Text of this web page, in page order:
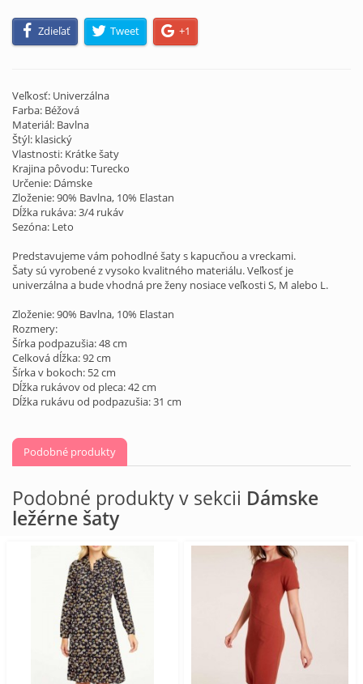
Zdieľať Tweet +1
Veľkosť: Univerzálna
Farba: Béžová
Materiál: Bavlna
Štýl: klasický
Vlastnosti: Krátke šaty
Krajina pôvodu: Turecko
Určenie: Dámske
Zloženie: 90% Bavlna, 10% Elastan
Dĺžka rukáva: 3/4 rukáv
Sezóna: Leto
Predstavujeme vám pohodlné šaty s kapucňou a vreckami.
Šaty sú vyrobené z vysoko kvalitného materiálu. Veľkosť je
univerzálna a bude vhodná pre ženy nosiace veľkosti S, M alebo L.
Zloženie: 90% Bavlna, 10% Elastan
Rozmery:
Šírka podpazušia: 48 cm
Celková dĺžka: 92 cm
Šírka v bokoch: 52 cm
Dĺžka rukávov od pleca: 42 cm
Dĺžka rukávu od podpazušia: 31 cm
Podobné produkty
Podobné produkty v sekcii Dámske
ležérne šaty